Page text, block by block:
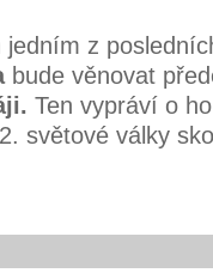
z
bude věnovat
Ten vypráví o
světové války